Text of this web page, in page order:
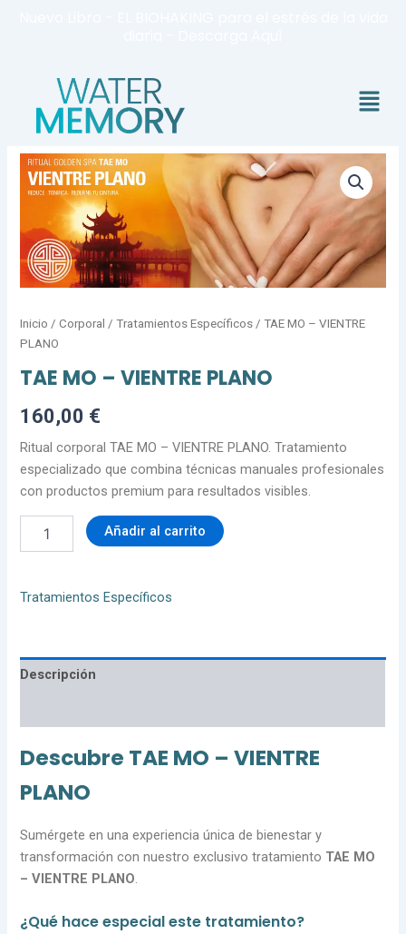
Menú
Inicio /Corporal /Tratamientos Específicos / TAE MO – VIENTRE
PLANO
TAE MO – VIENTRE PLANO
160,00 €
Ritual corporal TAE MO – VIENTRE PLANO. Tratamiento
especializado que combina técnicas manuales profesionales
con productos premium para resultados visibles.
TAE
MO
VIENTRE
PLANO
cantidad
Añadir al carrito
Tratamientos Específicos
Descripción
Descubre TAE MO – VIENTRE
PLANO
Sumérgete en una experiencia única de bienestar y
transformación con nuestro exclusivo tratamiento TAE MO
– VIENTRE PLANO.
¿Qué hace especial este tratamiento?